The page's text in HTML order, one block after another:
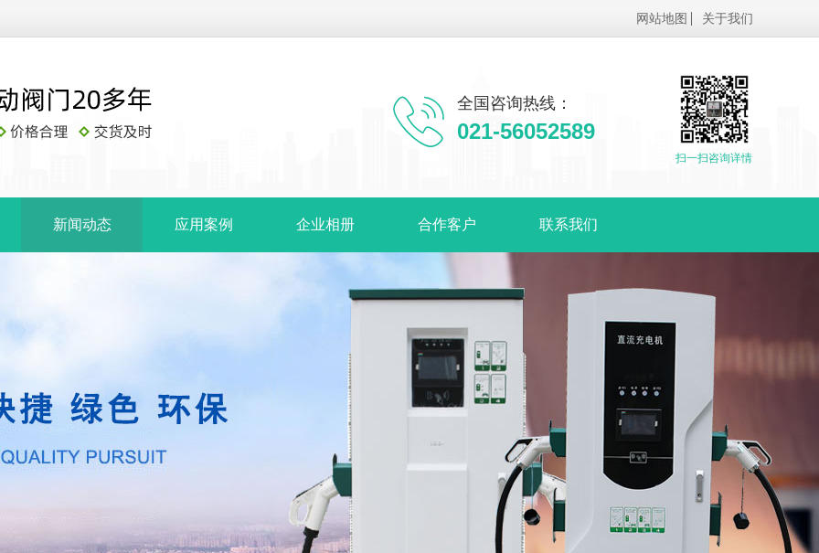
网站地图 关于我们
扫一扫咨询详情
全国咨询热线：
021-56052589
新闻动态 应用案例 企业相册 合作客户 联系我们